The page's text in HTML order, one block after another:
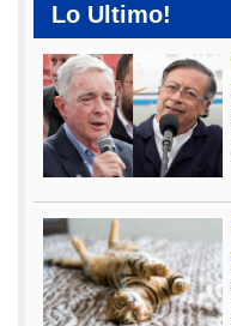
Lo Ultimo!